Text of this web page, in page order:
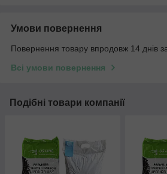
Умови повернення
Повернення товару впродовж 14 днів
Всі умови повернення
Подібні товари компанії